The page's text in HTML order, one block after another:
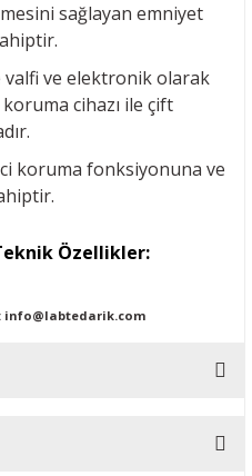
sağlayan emniyet
ve elektronik olarak
cihazı ile çift
koruma fonksiyonuna ve
Özellikler:
info@labtedarik.com